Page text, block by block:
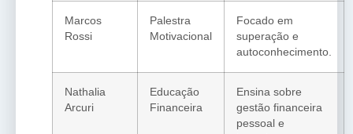
Marcos
Rossi
Palestra
Motivacional
Focado em
superação e
autoconhecimento.
Nathalia
Arcuri
Educação
Financeira
Ensina sobre
gestão financeira
pessoal e